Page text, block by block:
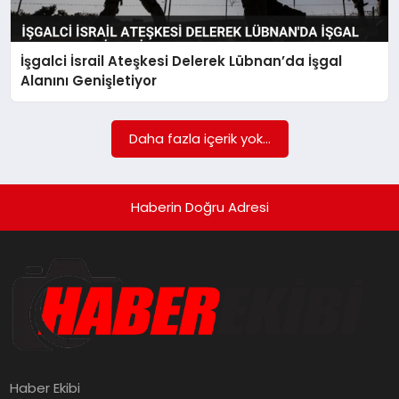
SAĞLIK
SPOR
İşgalci İsrail Ateşkesi Delerek Lübnan’da İşgal
Alanını Genişletiyor
Daha fazla içerik yok...
Haberin Doğru Adresi
Haber Ekibi